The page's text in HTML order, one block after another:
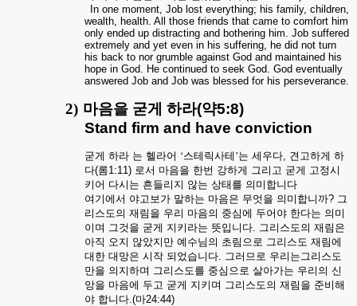
In one moment, Job lost everything; his family, children,
wealth, health. All those friends that came to comfort him
only ended up distracting and bothering him. Job suffered
extremely and yet even in his suffering, he did not turn
his back to nor grumble against God and maintained his
hope in God. He continued to seek God. God eventually
answered Job and Job was blessed for his perseverance.
2) 마음을 굳게 하라(약5:8)
Stand firm and have conviction
굳게 하라 는 헬라어 ‘스테릭사테’는 세우다, 견고하게 하
다(롬1:11) 로서 마음을 한번 강하게 그리고 굳게 고정시
키어 다시는 흔들리지 않는 상태를 의미합니다
여기에서 야고보가 말하는 마음은 무엇을 의미합니까? 그
리스도의 재림을 우리 마음의 중심에 두어야 한다는 의미
이며 그것을 굳게 지키라는 뜻입니다. 그리스도의 재림은
아직 오지 않았지만 예수님의 초림으로 그리스도 재림에
대한 대망은 시작 되었습니다. 그러므로 우리는그리스도
만을 의지하며 그리스도를 중심으로 살아가는 우리의 신
앙을 마음에 두고 굳게 지키며 그리스도의 재림을 준비해
야 합니다.(마24:44)